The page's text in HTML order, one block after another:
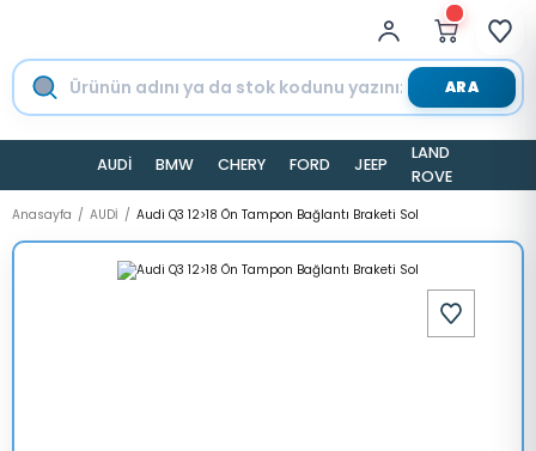
ARA
AUDİ BMW CHERY FORD JEEP
LAND
ROVER
Anasayfa AUDİ Audi Q3 12>18 Ön Tampon Bağlantı Braketi Sol